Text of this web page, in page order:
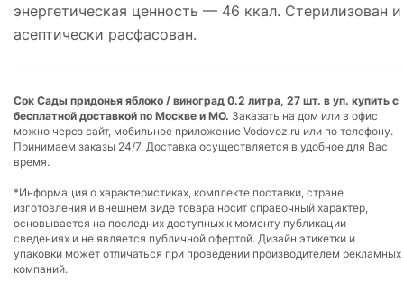
энергетическая ценность — 46 ккал. Стерилизован и
асептически расфасован.
Сок Сады придонья яблоко / виноград 0.2 литра, 27 шт. в уп. купить с
бесплатной доставкой по Москве и МО. Заказать на дом или в офис
можно через сайт, мобильное приложение Vodovoz.ru или по телефону.
Принимаем заказы 24/7. Доставка осуществляется в удобное для Вас
время.
*Информация о характеристиках, комплекте поставки, стране
изготовления и внешнем виде товара носит справочный характер,
основывается на последних доступных к моменту публикации
сведениях и не является публичной офертой. Дизайн этикетки и
упаковки может отличаться при проведении производителем рекламных
компаний.